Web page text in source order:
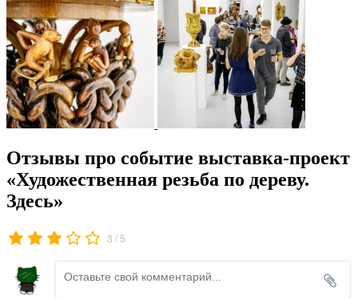
Отзывы про событие выставка-проект
«Художественная резьба по дереву.
Здесь»
3 / 5